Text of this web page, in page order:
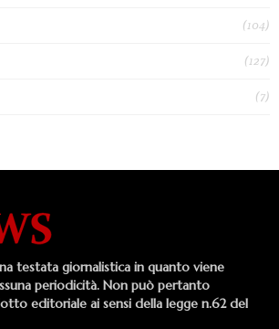
(104)
(127)
(7)
testata giornalistica in quanto viene
periodicità. Non può pertanto
editoriale ai sensi della legge n.62 del